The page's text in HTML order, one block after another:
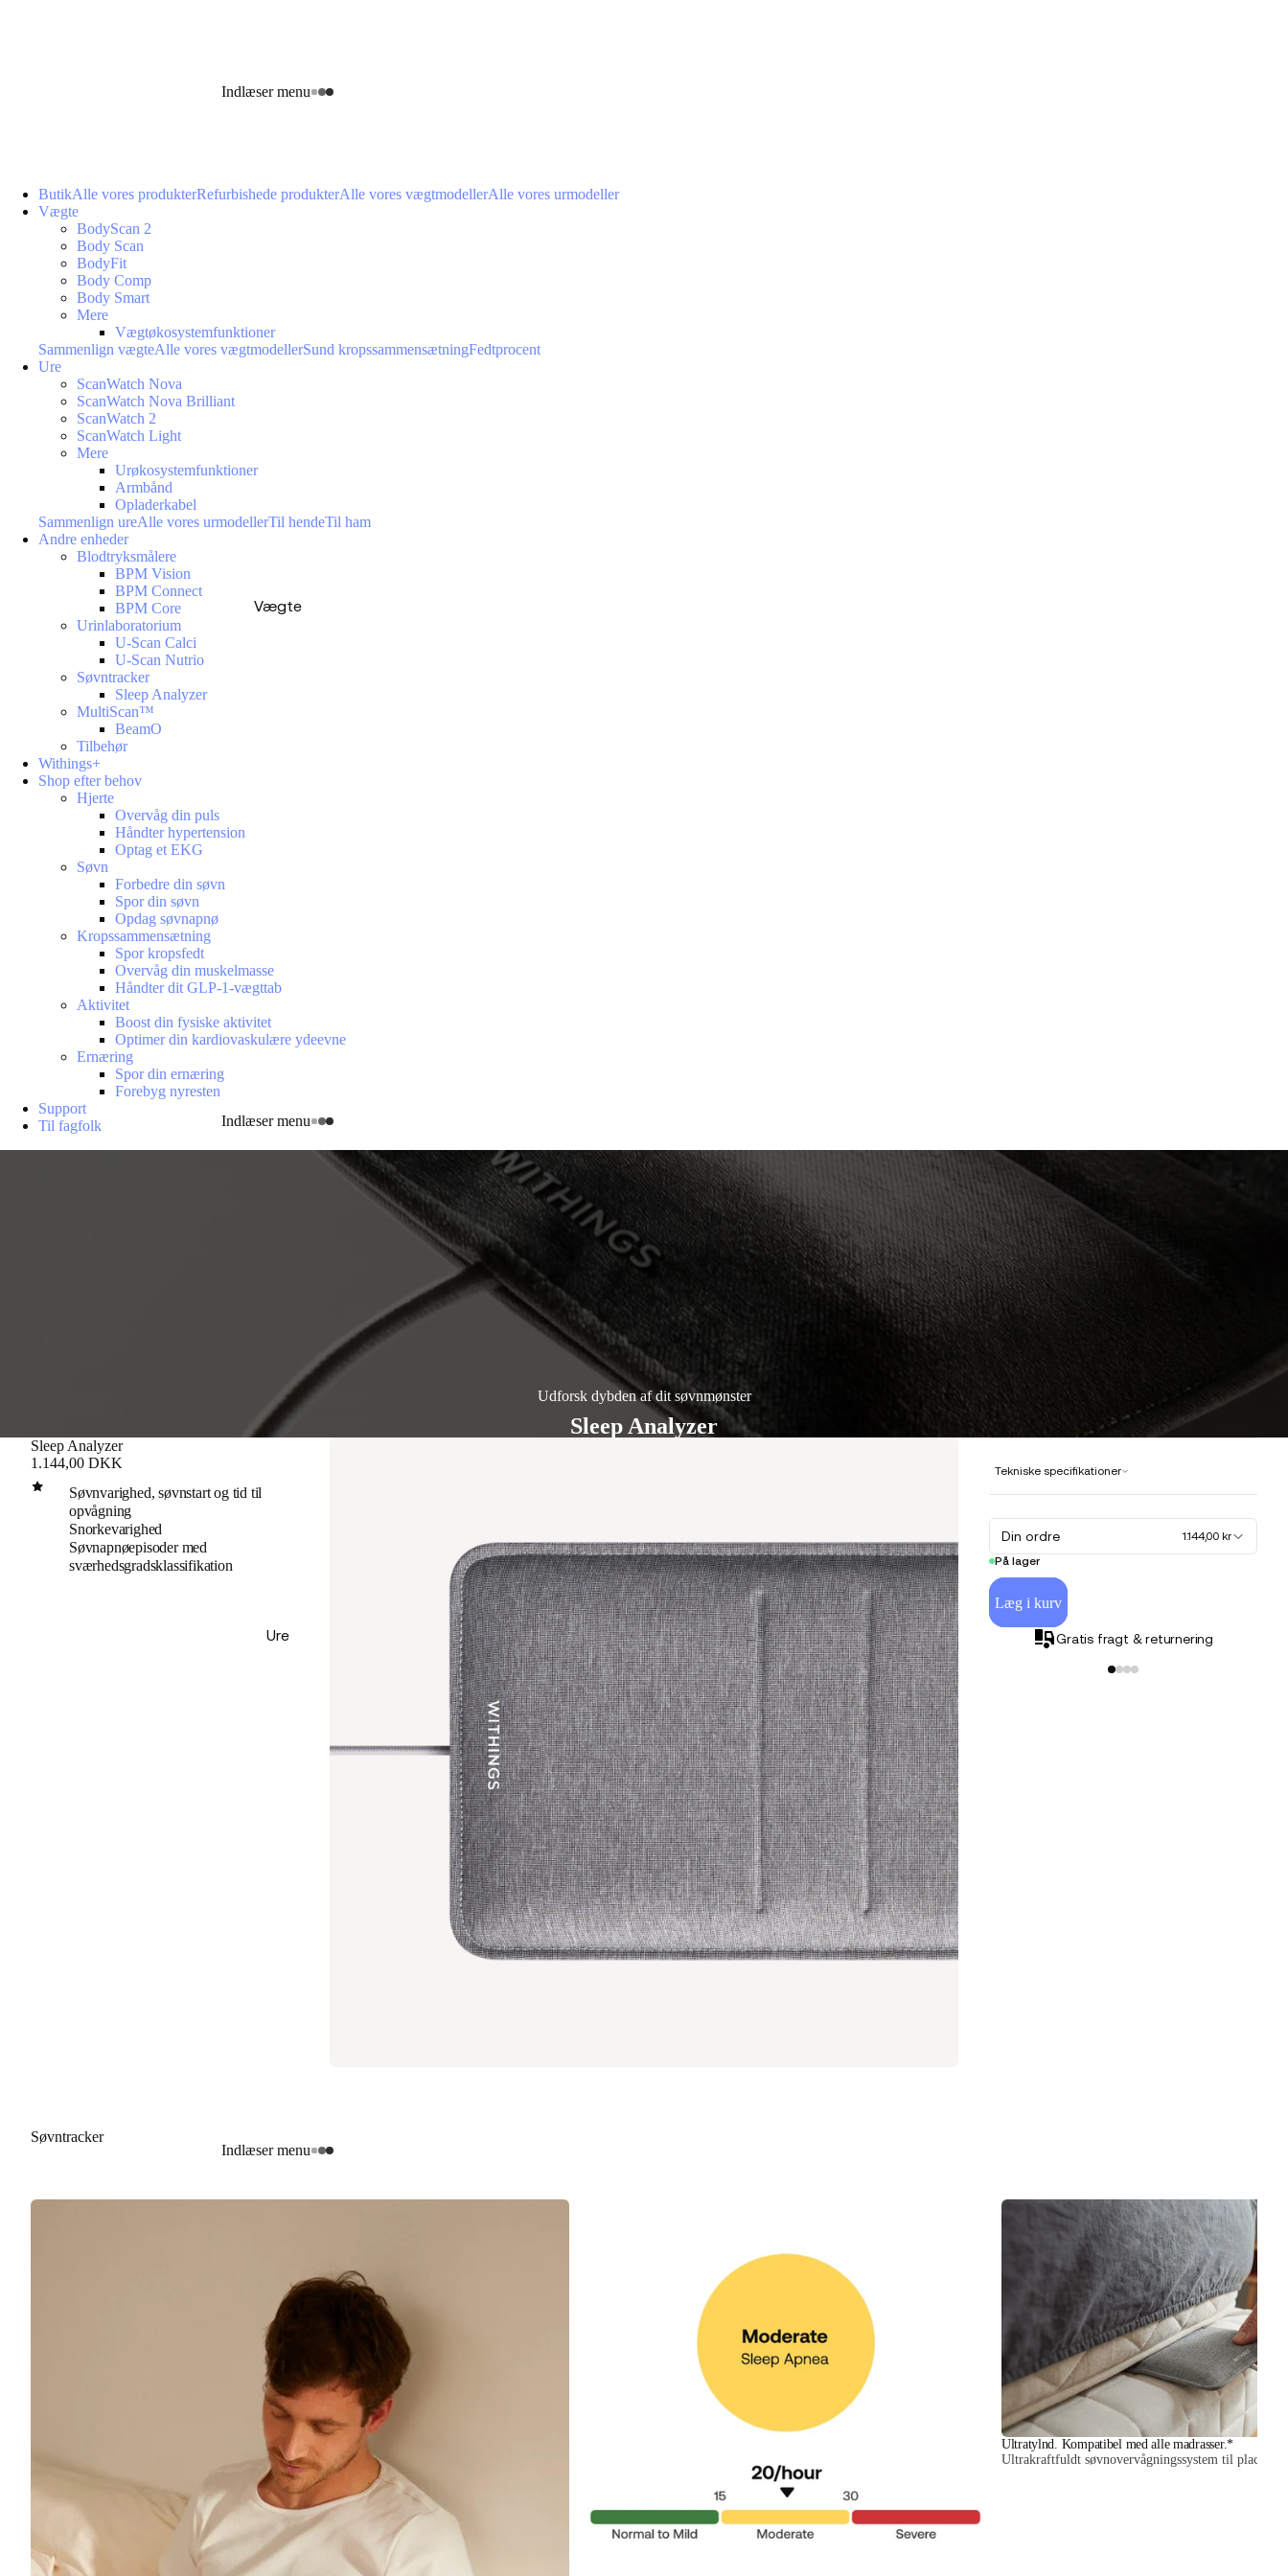
Indlæser menu
Vægte
Indlæser menu
Ure
Indlæser menu
ButikAlle vores produkterRefurbishede produkterAlle vores vægtmodellerAlle vores urmodeller
Vægte
BodyScan 2
Body Scan
BodyFit
Body Comp
Body Smart
Mere
Vægtøkosystemfunktioner
Sammenlign vægteAlle vores vægtmodellerSund kropssammensætningFedtprocent
Ure
ScanWatch Nova
ScanWatch Nova Brilliant
ScanWatch 2
ScanWatch Light
Mere
Urøkosystemfunktioner
Armbånd
Opladerkabel
Sammenlign ureAlle vores urmodellerTil hendeTil ham
Andre enheder
Blodtryksmålere
BPM Vision
BPM Connect
BPM Core
Urinlaboratorium
U-Scan Calci
U-Scan Nutrio
Søvntracker
Sleep Analyzer
MultiScan™
BeamO
Tilbehør
Withings+
Shop efter behov
Hjerte
Overvåg din puls
Håndter hypertension
Optag et EKG
Søvn
Forbedre din søvn
Spor din søvn
Opdag søvnapnø
Kropssammensætning
Spor kropsfedt
Overvåg din muskelmasse
Håndter dit GLP-1-vægttab
Aktivitet
Boost din fysiske aktivitet
Optimer din kardiovaskulære ydeevne
Ernæring
Spor din ernæring
Forebyg nyresten
Support
Til fagfolk
Udforsk dybden af dit søvnmønster
Sleep Analyzer
Sleep Analyzer
1.144,00 DKK
Søvnvarighed, søvnstart og tid til
opvågning
Snorkevarighed
Søvnapnøepisoder med
sværhedsgradsklassifikation
Tekniske specifikationer
Din ordre
1.144,00 kr
På lager
Læg i kurv
Gratis fragt & returnering
Søvntracker
Ultratylnd. Kompatibel med alle madrasser.*
Ultrakraftfuldt søvnovervågningssystem til placering